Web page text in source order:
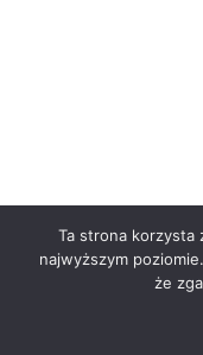
Ta strona korzysta
najwyższym
że